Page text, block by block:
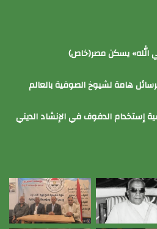
الله» يسكن مصر(خاص)
هامة لشيوخ الصوفية بالعالم
الدفوف في الإنشاد الديني